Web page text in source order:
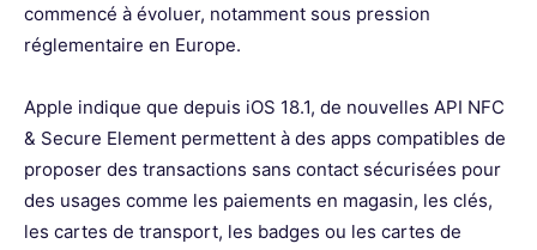
commencé à évoluer, notamment sous pression
réglementaire en Europe.
Apple indique que depuis iOS 18.1, de nouvelles API NFC
& Secure Element permettent à des apps compatibles de
proposer des transactions sans contact sécurisées pour
des usages comme les paiements en magasin, les clés,
les cartes de transport, les badges ou les cartes de